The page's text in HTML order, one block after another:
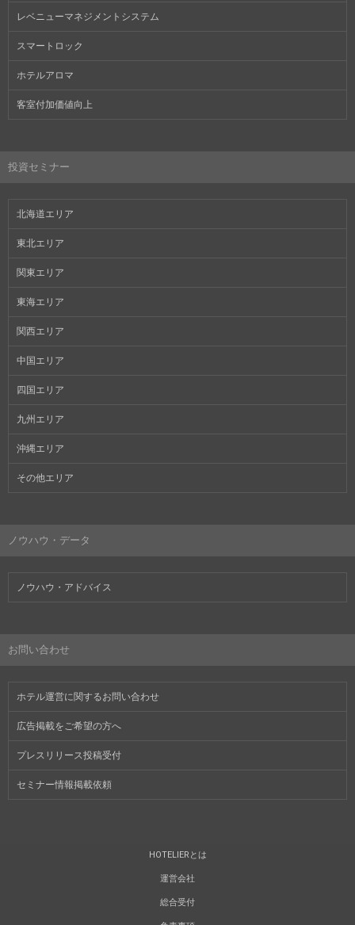
レベニューマネジメントシステム
スマートロック
ホテルアロマ
客室付加価値向上
投資セミナー
北海道エリア
東北エリア
関東エリア
東海エリア
関西エリア
中国エリア
四国エリア
九州エリア
沖縄エリア
その他エリア
ノウハウ・データ
ノウハウ・アドバイス
お問い合わせ
ホテル運営に関するお問い合わせ
広告掲載をご希望の方へ
プレスリリース投稿受付
セミナー情報掲載依頼
HOTELIERとは
運営会社
総合受付